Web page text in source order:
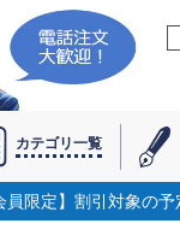
カテゴリ一覧
員限定】割引対象の